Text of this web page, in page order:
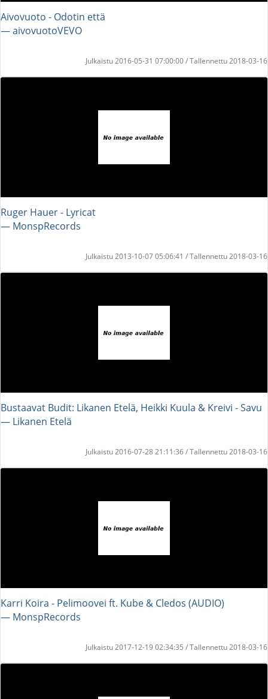
Aivovuoto - Odotin että
― aivovuotoVEVO
Julkaistu 2016-05-31 07:00:00 / Tallennettu 2018-03-16
Ruger Hauer - Lyricat
― MonspRecords
Julkaistu 2013-10-07 05:06:41 / Tallennettu 2018-03-16
Bustaavat Budit: Likanen Etelä, Heikki Kuula & Kreivi - Savu
― Likanen Etelä
Julkaistu 2016-07-28 21:11:36 / Tallennettu 2018-03-16
Karri Koira - Pelimoovei ft. Kube & Cledos (AUDIO)
― MonspRecords
Julkaistu 2017-12-19 02:34:35 / Tallennettu 2018-03-16